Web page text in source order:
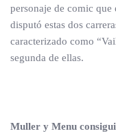
personaje de comic
disputó estas dos
caracterizado como
segunda de ellas.
Muller y Menu